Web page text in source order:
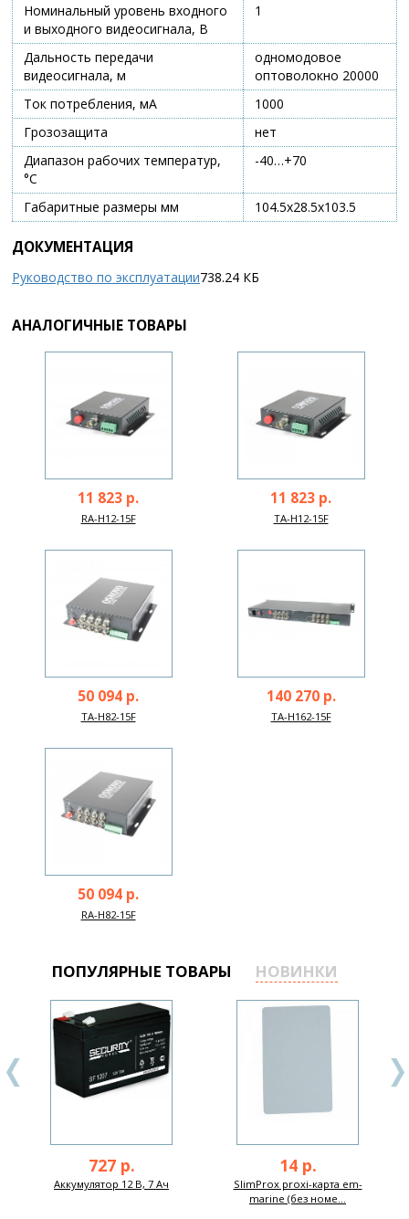
Номинальный уровень входного
и выходного видеосигнала, В
1
Дальность передачи
видеосигнала, м
одномодовое
оптоволокно 20000
Ток потребления, мА
1000
Грозозащита
нет
Диапазон рабочих температур,
°С
-40…+70
Габаритные размеры мм 104.5х28.5х103.5
ДОКУМЕНТАЦИЯ
Руководство по эксплуатации738.24 КБ
АНАЛОГИЧНЫЕ ТОВАРЫ
11 823 р.
RA-H12-15F
11 823 р.
TA-H12-15F
50 094 р.
TA-H82-15F
140 270 р.
TA-H162-15F
50 094 р.
RA-H82-15F
ПОПУЛЯРНЫЕ ТОВАРЫ НОВИНКИ
727 р.
Аккумулятор 12 В, 7 Ач
14 р.
SlimProx proxi-карта em-
marine (без номе...